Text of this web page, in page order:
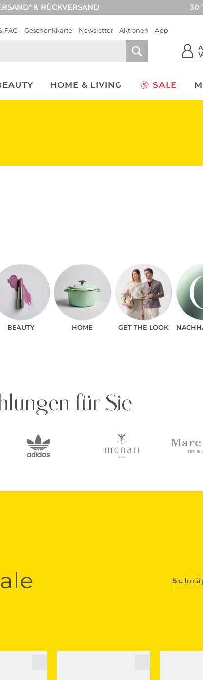
& RÜCKVERSAND 30
FAQ Geschenkkarte Newsletter Aktionen App
HOME & LIVING SALE
BEAUTY HOME GET THE LOOK
für Sie